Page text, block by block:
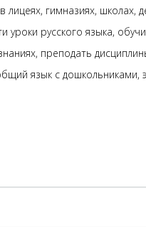
гимназиях, школах,
уроки русского языка,
преподать
язык с